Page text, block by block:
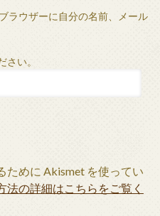
ラウザーに自分の名前、メール
さい。
ために Akismet を使ってい
法の詳細はこちらをご覧く